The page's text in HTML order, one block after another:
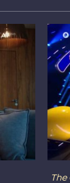
The